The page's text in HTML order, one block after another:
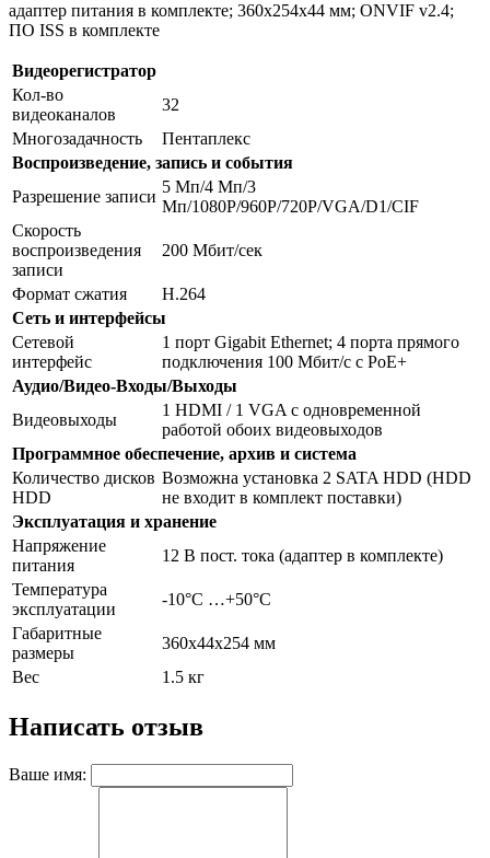
адаптер питания в комплекте; 360х254х44 мм; ONVIF v2.4;
ПО ISS в комплекте
Видеорегистратор
Кол-во
видеоканалов
32
Многозадачность
Пентаплекс
Воспроизведение, запись и события
Разрешение записи
5 Мп/4 Мп/3
Мп/1080Р/960Р/720Р/VGA/D1/CIF
Скорость
воспроизведения
записи
200 Мбит/сек
Формат сжатия
Н.264
Сеть и интерфейсы
Сетевой
интерфейс
1 порт Gigabit Ethernet; 4 порта прямого
подключения 100 Мбит/с с PoE+
Аудио/Видео-Входы/Выходы
Видеовыходы
1 HDMI / 1 VGA с одновременной
работой обоих видеовыходов
Программное обеспечение, архив и система
Количество дисков
HDD
Возможна установка 2 SATA HDD (HDD
не входит в комплект поставки)
Эксплуатация и хранение
Напряжение
питания
12 В пост. тока (адаптер в комплекте)
Температура
эксплуатации
-10°C …+50°C
Габаритные
размеры
360x44x254 мм
Вес
1.5 кг
Написать отзыв
Ваше имя: